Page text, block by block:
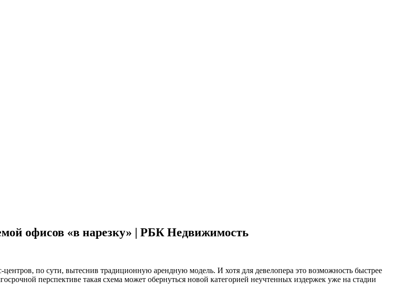
офисов «в нарезку» | РБК Недвижимость
по сути, вытеснив традиционную арендную модель. И хотя для девелопера это возможность быстрее
перспективе такая схема может обернуться новой категорией неучтенных издержек уже на стадии